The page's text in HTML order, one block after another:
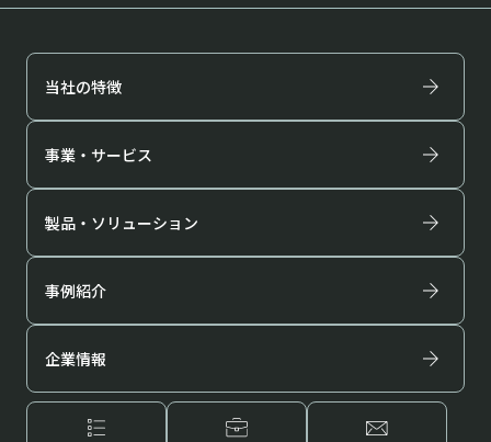
当社の特徴
事業・サービス
製品・ソリューション
事例紹介
企業情報